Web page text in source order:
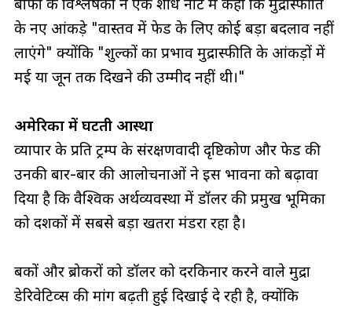
बोफा के विश्लेषकों ने एक शोध नोट में कहा कि मुद्रास्फीति
के नए आंकड़े "वास्तव में फेड के लिए कोई बड़ा बदलाव नहीं
लाएंगे" क्योंकि "शुल्कों का प्रभाव मुद्रास्फीति के आंकड़ों में
मई या जून तक दिखने की उम्मीद नहीं थी।"
अमेरिका में घटती आस्था
व्यापार के प्रति ट्रम्प के संरक्षणवादी दृष्टिकोण और फेड की
उनकी बार-बार की आलोचनाओं ने इस भावना को बढ़ावा
दिया है कि वैश्विक अर्थव्यवस्था में डॉलर की प्रमुख भूमिका
को दशकों में सबसे बड़ा खतरा मंडरा रहा है।
बैंकों और ब्रोकरों को डॉलर को दरकिनार करने वाले मुद्रा
डेरिवेटिव्स की मांग बढ़ती हुई दिखाई दे रही है, क्योंकि